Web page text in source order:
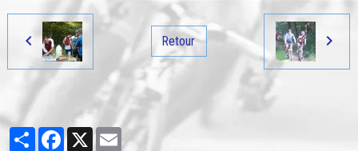
Retour
PartagerFacebook
X Email